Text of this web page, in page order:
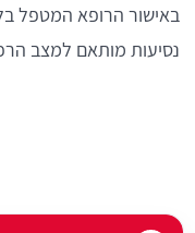
באישור הרופא המטפל
נסיעות מותאם למצב